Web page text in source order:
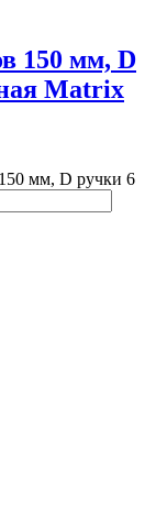
150 мм, D
Matrix
мм, D ручки 6